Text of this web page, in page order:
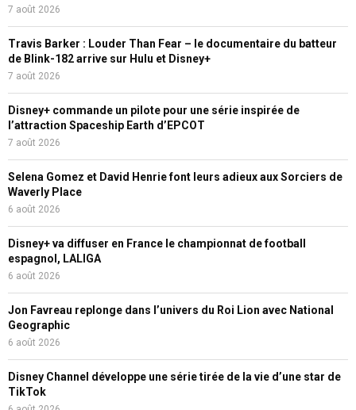
7 août 2026
Travis Barker : Louder Than Fear – le documentaire du batteur
de Blink-182 arrive sur Hulu et Disney+
7 août 2026
Disney+ commande un pilote pour une série inspirée de
l’attraction Spaceship Earth d’EPCOT
7 août 2026
Selena Gomez et David Henrie font leurs adieux aux Sorciers de
Waverly Place
6 août 2026
Disney+ va diffuser en France le championnat de football
espagnol, LALIGA
6 août 2026
Jon Favreau replonge dans l’univers du Roi Lion avec National
Geographic
6 août 2026
Disney Channel développe une série tirée de la vie d’une star de
TikTok